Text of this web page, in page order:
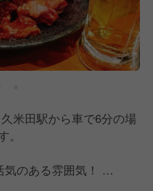
米田駅から車で6分の場
。
のある雰囲気！